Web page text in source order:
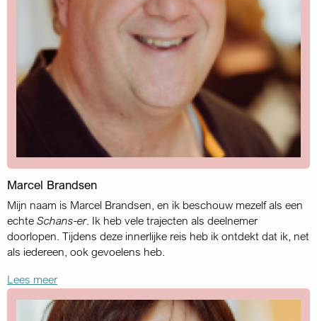
Marcel Brandsen
Mijn naam is Marcel Brandsen, en ik beschouw mezelf als een
echte Schans-er. Ik heb vele trajecten als deelnemer
doorlopen. Tijdens deze innerlijke reis heb ik ontdekt dat ik, net
als iedereen, ook gevoelens heb.
Lees meer